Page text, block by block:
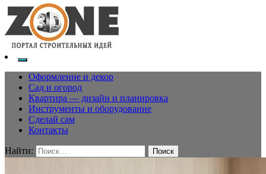
Оформление и декор
Сад и огород
Квартира — дизайн и планировка
Инструменты и оборудование
Сделай сам
Контакты
Найти: